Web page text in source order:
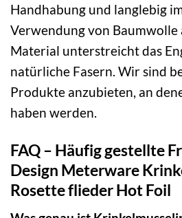
Handhabung und langlebig
Verwendung von Baumwolle
Material unterstreicht das
natürliche Fasern. Wir sind
Produkte anzubieten, an
haben werden.
FAQ – Häufig gestellte
Design Meterware
Rosette flieder Hot Foil